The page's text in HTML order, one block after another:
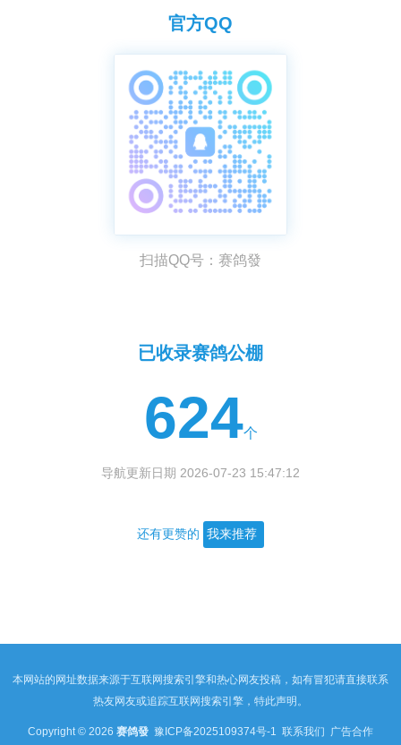
官方QQ
扫描QQ号：赛鸽發
已收录赛鸽公棚
624个
导航更新日期 2026-07-23 15:47:12
还有更赞的 我来推荐
本网站的网址数据来源于互联网搜索引擎和热心网友投稿，如有冒犯请直接联系
热友网友或追踪互联网搜索引擎，特此声明。
Copyright © 2026 赛鸽發 豫ICP备2025109374号-1 联系我们 广告合作